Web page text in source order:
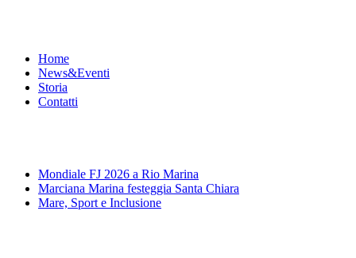
Home
News&Eventi
Storia
Contatti
Mondiale FJ 2026 a Rio Marina
Marciana Marina festeggia Santa Chiara
Mare, Sport e Inclusione